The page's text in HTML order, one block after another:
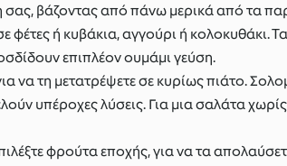
σας, βάζοντας από πάνω μερικά από τα
φέτες ή κυβάκια, αγγούρι ή κολοκυθάκι.
επιπλέον ουμάμι γεύση.
να τη μετατρέψετε σε κυρίως πιάτο.
υπέροχες λύσεις. Για μια σαλάτα
φρούτα εποχής, για να τα